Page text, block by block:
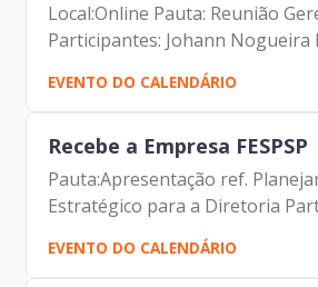
Local:Online Pauta: Reunião
Participantes: Johann Nogueira
Anderson Bispo José Jacques
Yeso Amalfi Junior Wagner
Mauricio Hanashiro Mateus
EVENTO DO CALENDÁRIO
Recebe a Empresa FESPSP
Pauta:Apresentação ref.
Estratégico para a Diretoria
Johann Nogueira Dantas
Alberto da Silva (Prodam) Carlos
EVENTO DO CALENDÁRIO